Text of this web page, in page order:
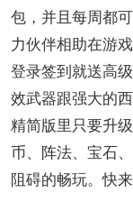
包，并且每周都
力伙伴相助在游
登录签到就送高
效武器跟强大的
精简版里只要升
币、阵法、宝石
阻碍的畅玩。快